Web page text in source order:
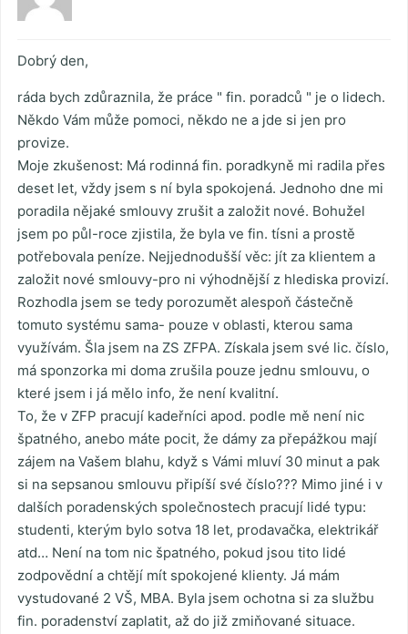
Dobrý den,
ráda bych zdůraznila, že práce " fin. poradců " je o lidech.
Někdo Vám může pomoci, někdo ne a jde si jen pro
provize.
Moje zkušenost: Má rodinná fin. poradkyně mi radila přes
deset let, vždy jsem s ní byla spokojená. Jednoho dne mi
poradila nějaké smlouvy zrušit a založit nové. Bohužel
jsem po půl-roce zjistila, že byla ve fin. tísni a prostě
potřebovala peníze. Nejjednodušší věc: jít za klientem a
založit nové smlouvy-pro ni výhodnější z hlediska provizí.
Rozhodla jsem se tedy porozumět alespoň částečně
tomuto systému sama- pouze v oblasti, kterou sama
využívám. Šla jsem na ZS ZFPA. Získala jsem své lic. číslo,
má sponzorka mi doma zrušila pouze jednu smlouvu, o
které jsem i já mělo info, že není kvalitní.
To, že v ZFP pracují kadeřníci apod. podle mě není nic
špatného, anebo máte pocit, že dámy za přepážkou mají
zájem na Vašem blahu, když s Vámi mluví 30 minut a pak
si na sepsanou smlouvu připíší své číslo??? Mimo jiné i v
dalších poradenských společnostech pracují lidé typu:
studenti, kterým bylo sotva 18 let, prodavačka, elektrikář
atd… Není na tom nic špatného, pokud jsou tito lidé
zodpovědní a chtějí mít spokojené klienty. Já mám
vystudované 2 VŠ, MBA. Byla jsem ochotna si za službu
fin. poradenství zaplatit, až do již zmiňované situace.